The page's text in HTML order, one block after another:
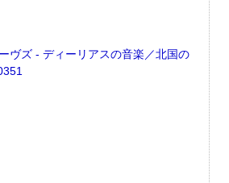
ヴズ - ディーリアスの音楽／北国の